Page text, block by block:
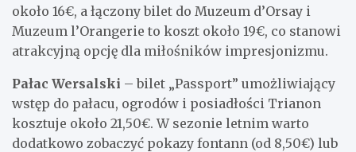
około 16€, a łączony bilet do Muzeum d’Orsay i
Muzeum l’Orangerie to koszt około 19€, co stanowi
atrakcyjną opcję dla miłośników impresjonizmu.
Pałac Wersalski – bilet „Passport” umożliwiający
wstęp do pałacu, ogrodów i posiadłości Trianon
kosztuje około 21,50€. W sezonie letnim warto
dodatkowo zobaczyć pokazy fontann (od 8,50€) lub